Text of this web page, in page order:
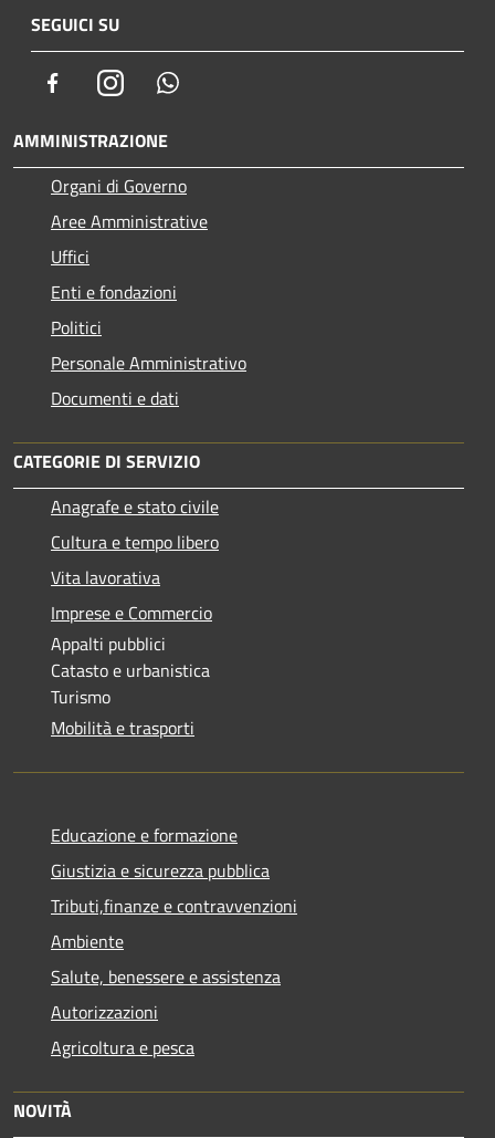
SEGUICI SU
FacebookInstagram
AMMINISTRAZIONE
Organi di Governo
Aree Amministrative
Uffici
Enti e fondazioni
Politici
Personale Amministrativo
Documenti e dati
CATEGORIE DI SERVIZIO
Anagrafe e stato civile
Cultura e tempo libero
Vita lavorativa
Imprese e Commercio
Appalti pubblici
Catasto e urbanistica
Turismo
Mobilità e trasporti
Educazione e formazione
Giustizia e sicurezza pubblica
Tributi,finanze e contravvenzioni
Ambiente
Salute, benessere e assistenza
Autorizzazioni
Agricoltura e pesca
NOVITÀ